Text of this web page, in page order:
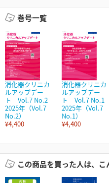
巻号一覧
消化器クリニカ
ルアップデー
ト Vol.7 No.2
2025年（Vol.7
No.2）
¥4,400
消化器クリニカ
ルアップデー
ト Vol.7 No.1
2025年（Vol.7
No.1）
¥4,400
この商品を買った人は、こ